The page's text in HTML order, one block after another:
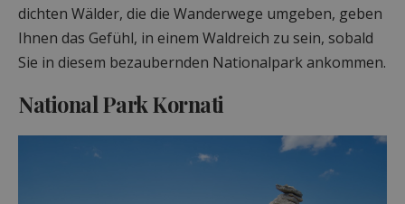
dichten Wälder, die die Wanderwege umgeben, geben
Ihnen das Gefühl, in einem Waldreich zu sein, sobald
Sie in diesem bezaubernden Nationalpark ankommen.
National Park Kornati